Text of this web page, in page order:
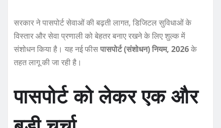
सरकार ने पासपोर्ट सेवाओं की बढ़ती लागत, डिजिटल सुविधाओं के
विस्तार और सेवा प्रणाली को बेहतर बनाए रखने के लिए शुल्क में
संशोधन किया है। यह नई फीसपासपोर्ट (संशोधन) नियम, 2026के
तहत लागू की जा रही है।
पासपोर्ट को लेकर एक और